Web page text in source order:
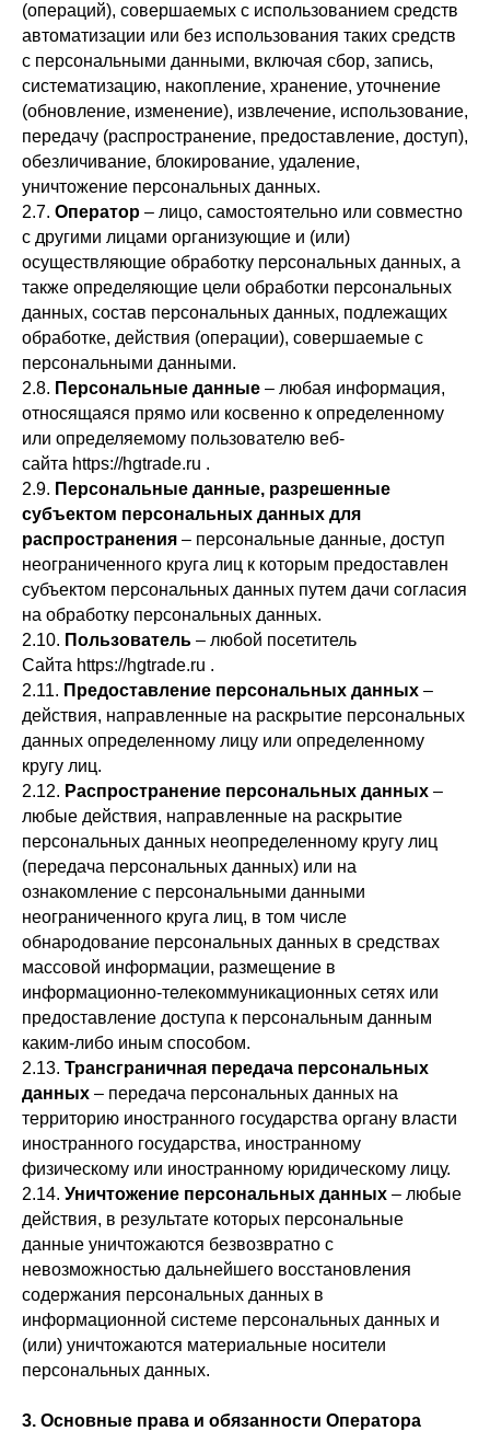
(операций), совершаемых с использованием средств
автоматизации или без использования таких средств
с персональными данными, включая сбор, запись,
систематизацию, накопление, хранение, уточнение
(обновление, изменение), извлечение, использование,
передачу (распространение, предоставление, доступ),
обезличивание, блокирование, удаление,
уничтожение персональных данных.
2.7. Оператор – лицо, самостоятельно или совместно
с другими лицами организующие и (или)
осуществляющие обработку персональных данных, а
также определяющие цели обработки персональных
данных, состав персональных данных, подлежащих
обработке, действия (операции), совершаемые с
персональными данными.
2.8. Персональные данные – любая информация,
относящаяся прямо или косвенно к определенному
или определяемому пользователю веб-
сайта https://hgtrade.ru .
2.9. Персональные данные, разрешенные
субъектом персональных данных для
распространения – персональные данные, доступ
неограниченного круга лиц к которым предоставлен
субъектом персональных данных путем дачи согласия
на обработку персональных данных.
2.10. Пользователь – любой посетитель
Сайта https://hgtrade.ru .
2.11. Предоставление персональных данных –
действия, направленные на раскрытие персональных
данных определенному лицу или определенному
кругу лиц.
2.12. Распространение персональных данных –
любые действия, направленные на раскрытие
персональных данных неопределенному кругу лиц
(передача персональных данных) или на
ознакомление с персональными данными
неограниченного круга лиц, в том числе
обнародование персональных данных в средствах
массовой информации, размещение в
информационно-телекоммуникационных сетях или
предоставление доступа к персональным данным
каким-либо иным способом.
2.13. Трансграничная передача персональных
данных – передача персональных данных на
территорию иностранного государства органу власти
иностранного государства, иностранному
физическому или иностранному юридическому лицу.
2.14. Уничтожение персональных данных – любые
действия, в результате которых персональные
данные уничтожаются безвозвратно с
невозможностью дальнейшего восстановления
содержания персональных данных в
информационной системе персональных данных и
(или) уничтожаются материальные носители
персональных данных.
3. Основные права и обязанности Оператора